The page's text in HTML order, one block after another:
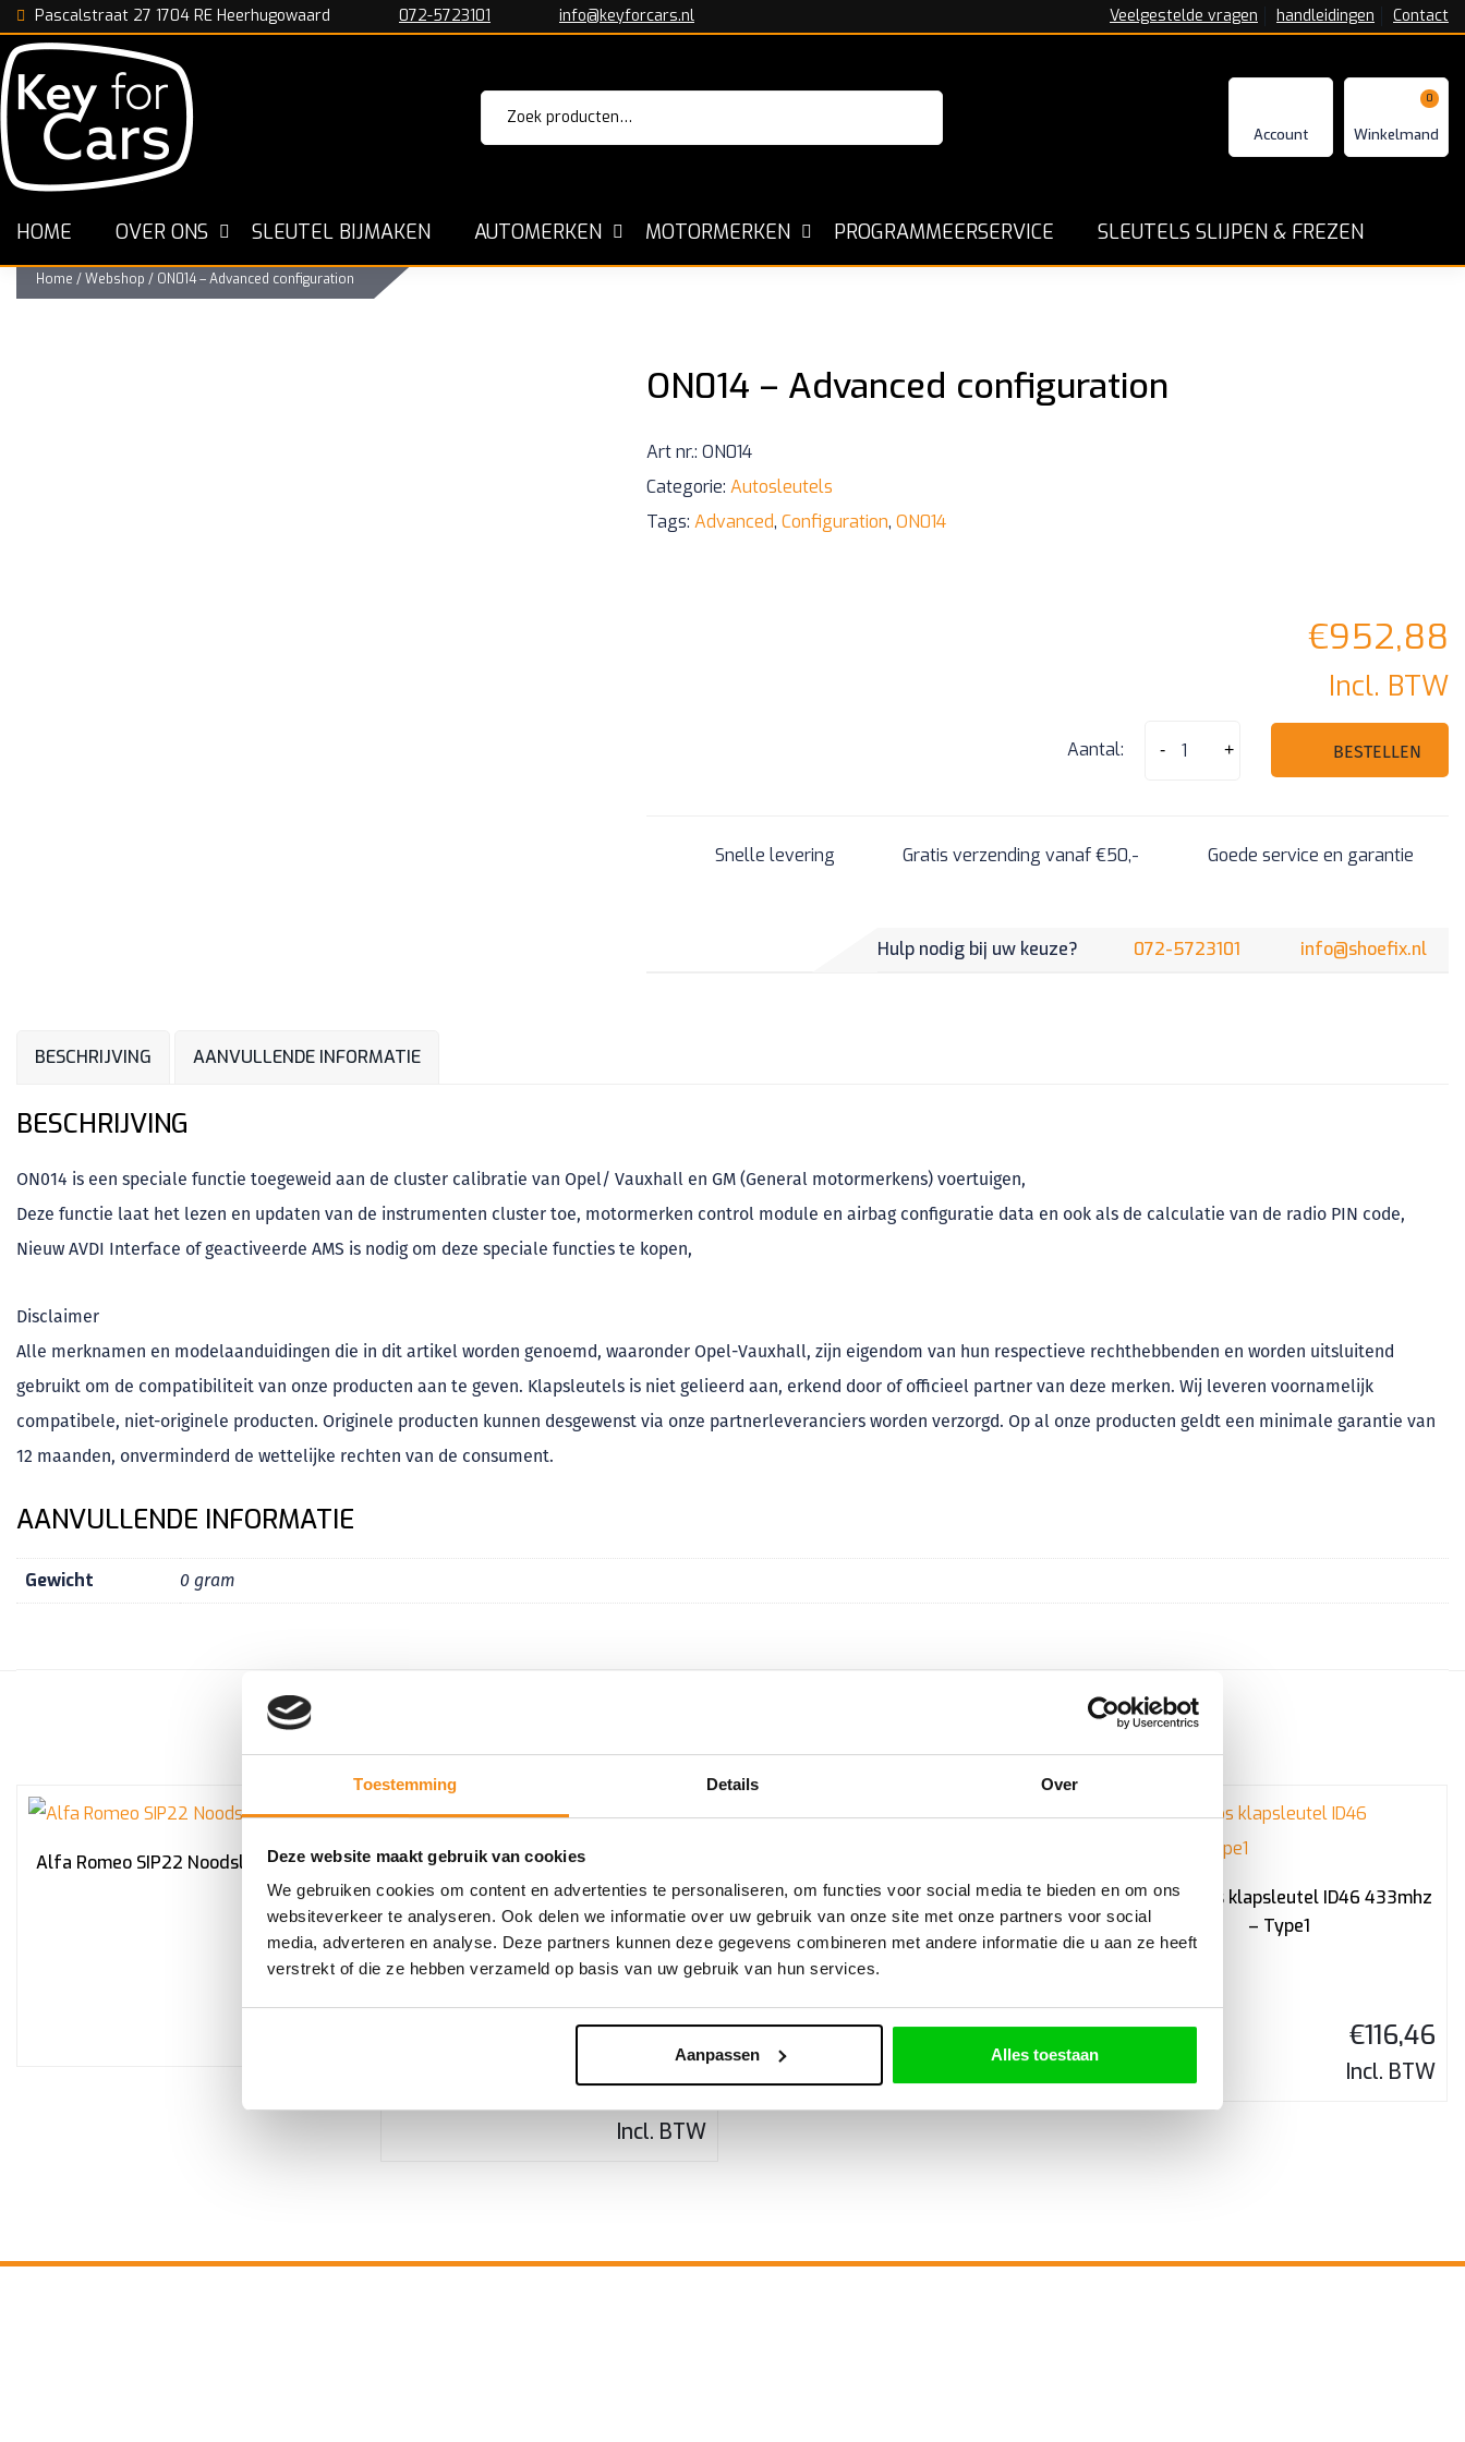
Toestemming Details Over
Deze website maakt gebruik van cookies
We gebruiken cookies om content en advertenties te personaliseren, om functies voor social media te bieden en om ons
websiteverkeer te analyseren. Ook delen we informatie over uw gebruik van onze site met onze partners voor social
media, adverteren en analyse. Deze partners kunnen deze gegevens combineren met andere informatie die u aan ze heeft
verstrekt of die ze hebben verzameld op basis van uw gebruik van hun services.
Aanpassen Alles toestaan
Pascalstraat 27 1704 RE Heerhugowaard 072-5723101 info@keyforcars.nl Veelgestelde vragen handleidingen Contact
Zoeken
naar:
0
HOME OVER ONS SLEUTEL BIJMAKEN AUTOMERKEN MOTORMERKEN PROGRAMMEERSERVICE SLEUTELS SLIJPEN & FREZEN
De Specialist in Nederland Snelle Werkwijze Sleutels voor alle Automerken Kopiëren - Repareren en Programmeren Goede service en
Home /Webshop / ON014 – Advanced configuration
ON014 – Advanced configuration
Art nr.:ON014
Categorie:Autosleutels
Tags:Advanced,Configuration,ON014
€952,88
Incl. BTW
Aantal: - + BESTELLEN
Snelle levering Gratis verzending vanaf €50,- Goede service en garantie
Hulp nodig bij uw keuze? 072-5723101 info@shoefix.nl
BESCHRIJVING AANVULLENDE INFORMATIE
BESCHRIJVING
ON014 is een speciale functie toegeweid aan de cluster calibratie van Opel/ Vauxhall en GM (General motormerkens) voertuigen,
Deze functie laat het lezen en updaten van de instrumenten cluster toe, motormerken control module en airbag configuratie data en ook als de calculatie van de radio PIN code,
Nieuw AVDI Interface of geactiveerde AMS is nodig om deze speciale functies te kopen,
Disclaimer
Alle merknamen en modelaanduidingen die in dit artikel worden genoemd, waaronder Opel-Vauxhall, zijn eigendom van hun respectieve rechthebbenden en worden uitsluitend
gebruikt om de compatibiliteit van onze producten aan te geven. Klapsleutels is niet gelieerd aan, erkend door of officieel partner van deze merken. Wij leveren voornamelijk
compatibele, niet-originele producten. Originele producten kunnen desgewenst via onze partnerleveranciers worden verzorgd. Op al onze producten geldt een minimale garantie van
12 maanden, onverminderd de wettelijke rechten van de consument.
AANVULLENDE INFORMATIE
Gewicht 0 gram
Alfa Romeo SIP22 Noodsleutelbaard
€11,65
BK002 – Geavanceerde
motormerkendiagnose, BMW-
€847,00
Incl. BTW
Bmw 2 knops, koop behuizing van een
afstandsbediening Hu58
€8,16
156 2 Knops klapsleutel ID46 433mhz
– Type1
€116,46
Incl. BTW